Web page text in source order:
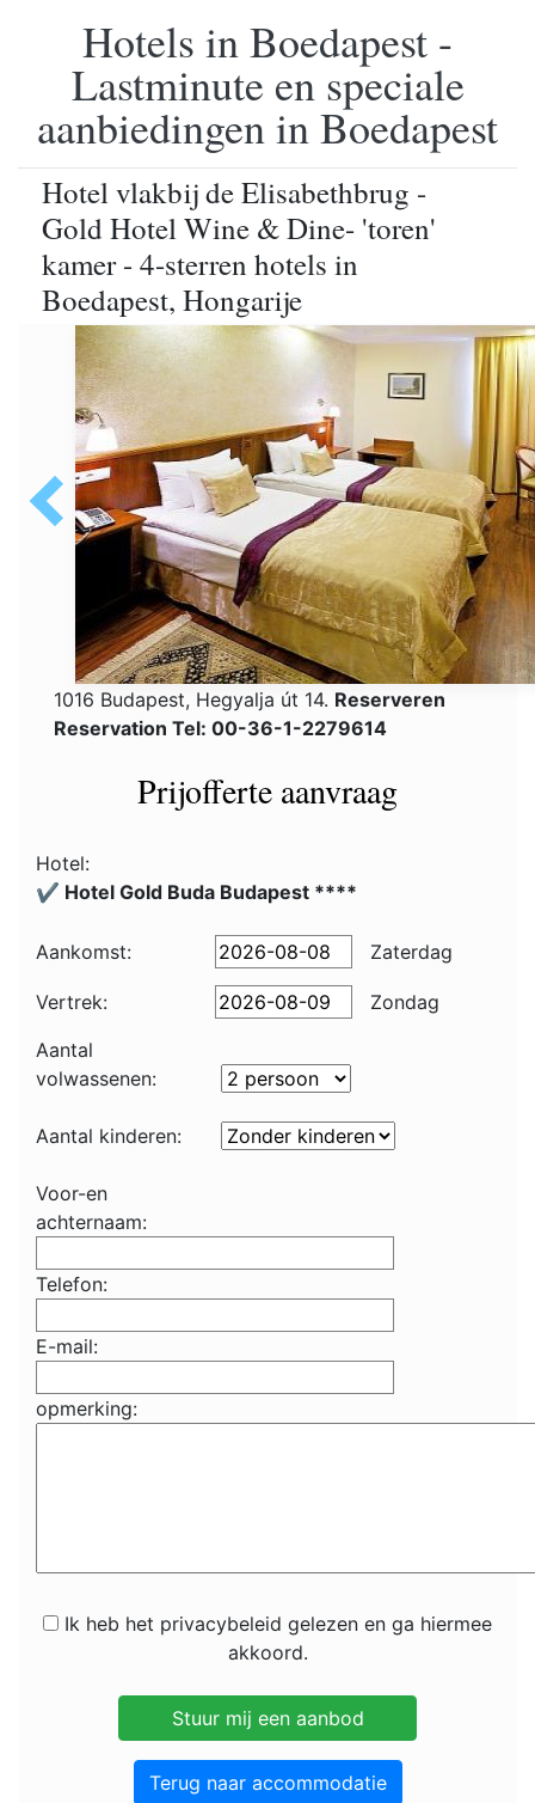
Hotels in Boedapest -
Lastminute en speciale
aanbiedingen in Boedapest
Hotel vlakbij de Elisabethbrug -
Gold Hotel Wine & Dine- 'toren'
kamer - 4-sterren hotels in
Boedapest, Hongarije
1016 Budapest, Hegyalja út 14. Reserveren
Reservation Tel: 00-36-1-2279614
Prijofferte aanvraag
Hotel:
✔️ Hotel Gold Buda Budapest ****
Aankomst: Zaterdag
Vertrek:
Zondag
Aantal
volwassenen:
Aantal kinderen:
Voor-en
achternaam:
Telefon:
E-mail:
opmerking:
Ik heb het privacybeleid gelezen en ga hiermee
akkoord.
Terug naar accommodatie